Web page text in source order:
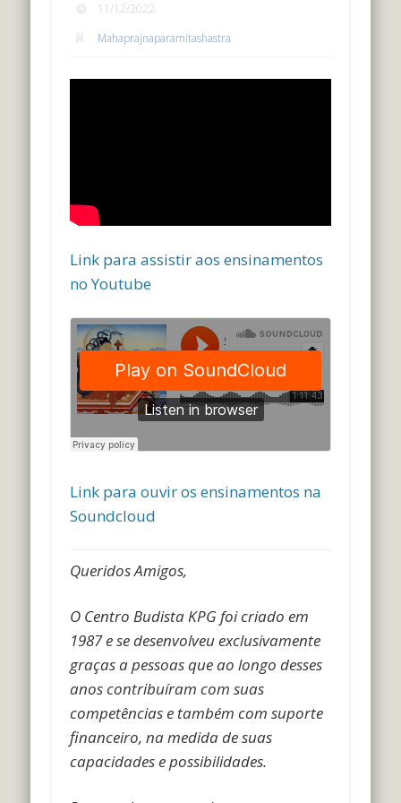
11/12/2022
Mahaprajnaparamitashastra
Link para assistir aos ensinamentos
no Youtube
Link para ouvir os ensinamentos na
Soundcloud
Queridos Amigos,
O Centro Budista KPG foi criado em
1987 e se desenvolveu exclusivamente
graças a pessoas que ao longo desses
anos contribuíram com suas
competências e também com suporte
financeiro, na medida de suas
capacidades e possibilidades.